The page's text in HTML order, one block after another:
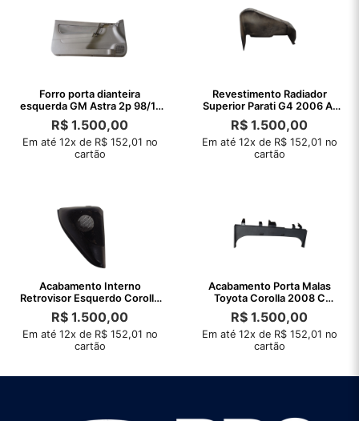
Forro porta dianteira
esquerda GM Astra 2p 98/11
C/detalhes
R$ 1.500,00
Em até 12x de R$ 152,01 no
cartão
Revestimento Radiador
Superior Parati G4 2006 A.
2002
R$ 1.500,00
Em até 12x de R$ 152,01 no
cartão
Acabamento Interno
Retrovisor Esquerdo Corolla
2003 A 2008
R$ 1.500,00
Em até 12x de R$ 152,01 no
cartão
Acabamento Porta Malas
Toyota Corolla 2008 C
Detalhe
R$ 1.500,00
Em até 12x de R$ 152,01 no
cartão